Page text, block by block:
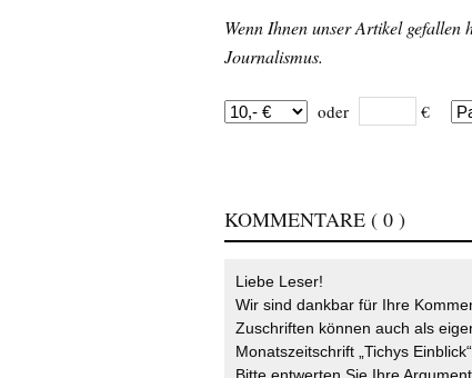
Wenn Ihnen unser Artikel gefallen
Journalismus.
oder €
KOMMENTARE ( 0 )
Liebe Leser!
Wir sind dankbar für Ihre
Zuschriften können auch als
Monatszeitschrift „Tichys Einblick“.